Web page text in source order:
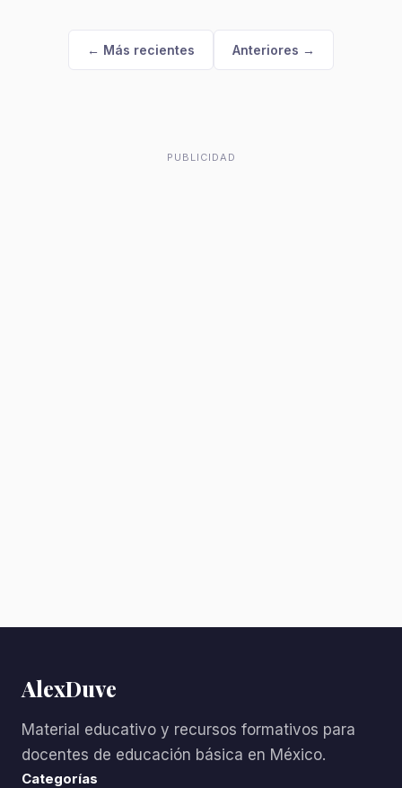
← Más recientes Anteriores →
PUBLICIDAD
AlexDuve
Material educativo y recursos formativos para
docentes de educación básica en México.
Categorías